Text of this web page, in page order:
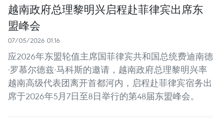
越南政府总理黎明兴启程赴菲律宾出席东
盟峰会
07/05/2026 01:16
应2026年东盟轮值主席国菲律宾共和国总统费迪南德
·罗慕尔德兹·马科斯的邀请，越南政府总理黎明兴率
越南高级代表团离开首都河内，启程赴菲律宾宿务出
席于2026年5月7日至8日举行的第48届东盟峰会。